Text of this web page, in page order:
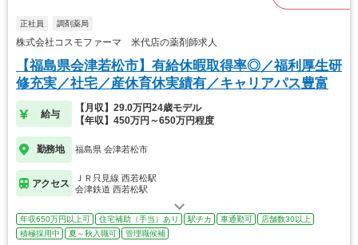
正社員 調剤薬局
株式会社コスモファーマ 米代店の薬剤師求人
【福島県会津若松市】有給休暇取得率◎／福利厚生研
修充実／社宅／産休育休実績有／キャリアパス豊富
給与
【月収】29.0万円24歳モデル
【年収】450万円～650万円程度
勤務地 福島県 会津若松市
アクセス
ＪＲ只見線 西若松駅
会津鉄道 西若松駅
年収650万円以上可 住宅補助（手当）あり 駅チカ 車通勤可
店舗数30以上
積極採用中
夏～秋入職可 管理職候補